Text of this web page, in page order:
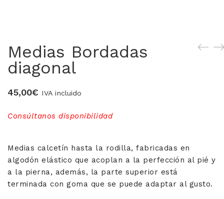
CONFECCIÓN PROPIA
Delantales chocolateros
Conjuntos Batista
TEJIDOS
OUTLET FALLERA
¡No te pierdas nuestras ofertas!
Medias Bordadas
diagonal
45,00€ IVA incluido
Consúltanos disponibilidad
Medias calcetín hasta la rodilla, fabricadas en
algodón elástico que acoplan a la perfección al pié y
a la pierna, además, la parte superior está
terminada con goma que se puede adaptar al gusto.